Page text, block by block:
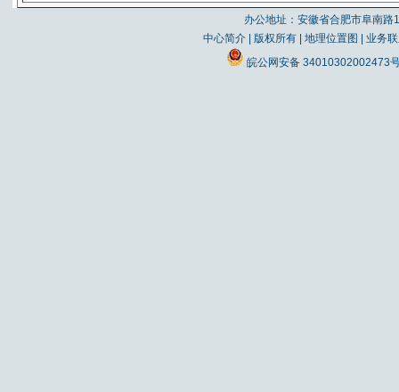
办公地址：安徽省合肥市阜南
中心简介| 版权所有| 地理位置图
业务
皖公网安备 34010302002473